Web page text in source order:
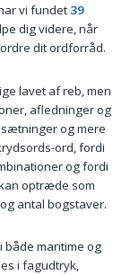
vi fundet 39
dig videre, når
dit ordforråd.
lavet af reb, men
afledninger og
og mere
ord, fordi
og fordi
optræde som
antal bogstaver.
maritime og
i fagudtryk,